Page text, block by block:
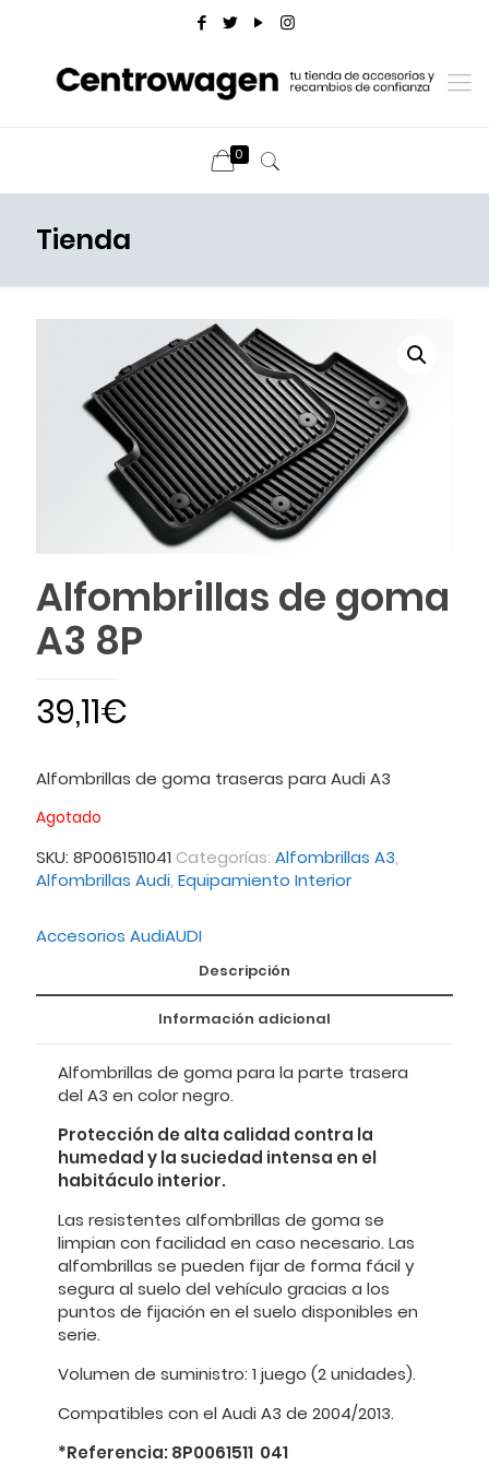
0
Tienda
Alfombrillas de goma
A3 8P
39,11€
Alfombrillas de goma traseras para Audi A3
Agotado
SKU: 8P0061511041 Categorías: Alfombrillas A3,
Alfombrillas Audi, Equipamiento Interior
Accesorios AudiAUDI
Descripción
Información adicional
Alfombrillas de goma para la parte trasera
del A3 en color negro.
Protección de alta calidad contra la
humedad y la suciedad intensa en el
habitáculo interior.
Las resistentes alfombrillas de goma se
limpian con facilidad en caso necesario. Las
alfombrillas se pueden fijar de forma fácil y
segura al suelo del vehículo gracias a los
puntos de fijación en el suelo disponibles en
serie.
Volumen de suministro: 1 juego (2 unidades).
Compatibles con el Audi A3 de 2004/2013.
*Referencia: 8P0061511 041